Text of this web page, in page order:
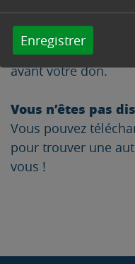
Enregistrer
sang ?Pensez à
d’identitéet de
avant votre don.
Vous n’êtes pas
Vous pouvez
pour trouver une
vous !